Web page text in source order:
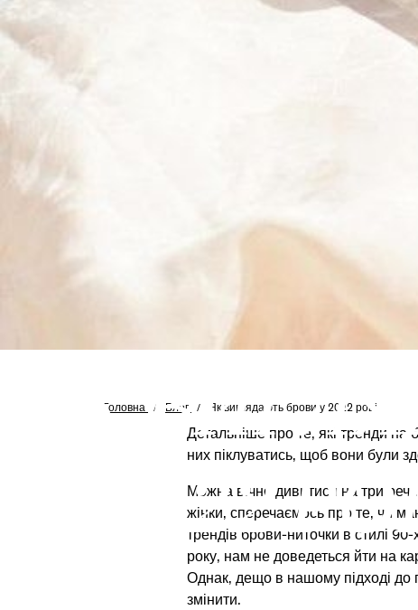
ЯК
У 2022
Головна / Блог / Як виглядають брови у 2022 році
Детальніше про те, які тренди на
них піклуватись, щоб вони були
Можна вічно дивитися на три
жінки, сперечаємось про те, чи
трендів брови-ниточки в стилі
року, нам не доведеться йти на
Однак, дещо в нашому підході
змінити.